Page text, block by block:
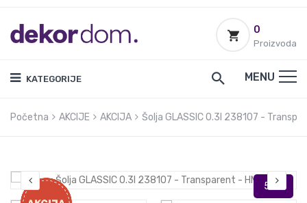
0
Proizvoda
KATEGORIJE MENU
Početna AKCIJE AKCIJA Šolja GLASSIC 0.3l 238107 -